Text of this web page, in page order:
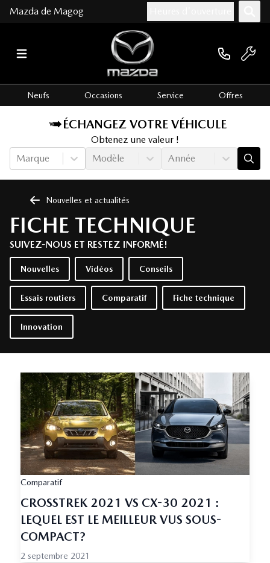
Mazda de Magog
Neufs Occasions Service Offres
ÉCHANGEZ VOTRE VÉHICULE
Obtenez une valeur !
Marque
Modèle Année
Nouvelles et actualités
FICHE TECHNIQUE
SUIVEZ-NOUS ET RESTEZ INFORMÉ!
Nouvelles Vidéos Conseils
Essais routiers Comparatif Fiche technique
Innovation
Comparatif
CROSSTREK 2021 VS CX-30 2021 :
LEQUEL EST LE MEILLEUR VUS SOUS-
COMPACT?
2 septembre 2021